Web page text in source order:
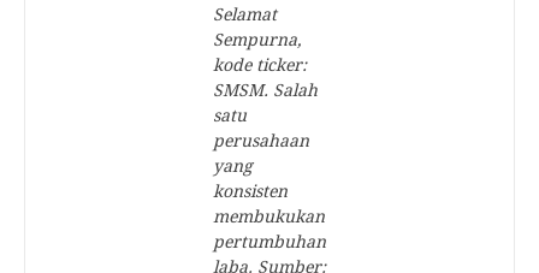
Selamat
Sempurna,
kode ticker:
SMSM. Salah
satu
perusahaan
yang
konsisten
membukukan
pertumbuhan
laba. Sumber: